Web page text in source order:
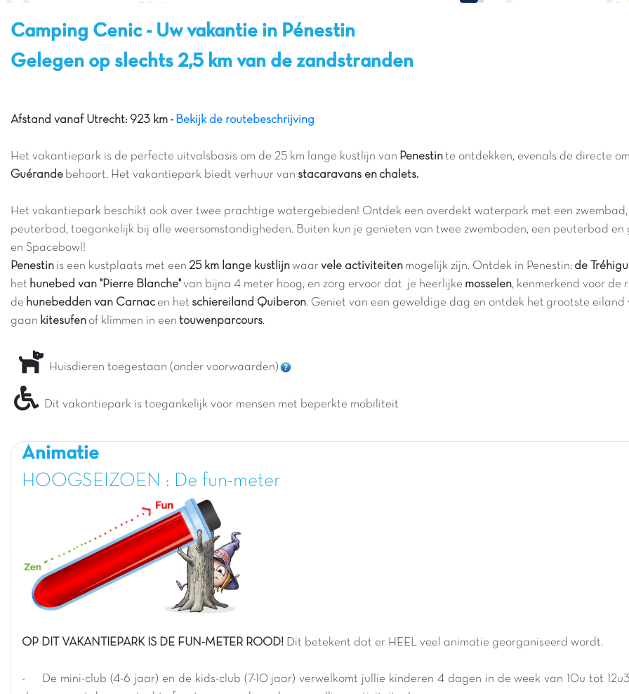
Camping Cenic - Uw vakantie in Pénestin
Gelegen op slechts 2,5 km van de zandstranden
Afstand vanaf Utrecht: 923 km - Bekijk de routebeschrijving
Het vakantiepark is de perfecte uitvalsbasis om de 25 km lange kustlijn van Penestinte ontdekken, evenals de directe
Guérande behoort. Het vakantiepark biedt verhuur van stacaravans en chalets.
Het vakantiepark beschikt ook over twee prachtige watergebieden! Ontdek een overdekt waterpark met een
peuterbad, toegankelijk bij alle weersomstandigheden. Buiten kun je genieten van twee zwembaden, een peuterbad
en Spacebowl!
Penestin is een kustplaats met een 25 km lange kustlijnwaarvele activiteiten mogelijk zijn. Ontdek in Penestin: de
het hunebed van "Pierre Blanche"van bijna 4 meter hoog, en zorg ervoor dat je heerlijke mosselen, kenmerkend voor de
de hunebedden van Carnac en het schiereiland Quiberon. Geniet van een geweldige dag en ontdek het grootste
gaan kitesufen of klimmen in een touwenparcours.
Huisdieren toegestaan (onder voorwaarden)
Dit vakantiepark is toegankelijk voor mensen met beperkte mobiliteit
Animatie
HOOGSEIZOEN : De fun-meter
OP DIT VAKANTIEPARK IS DE FUN-METER ROOD! Dit betekent dat er HEEL veel animatie georganiseerd wordt.
- De mini-club (4-6 jaar) en de kids-club (7-10 jaar) verwelkomt jullie kinderen 4 dagen in de week van 10u tot